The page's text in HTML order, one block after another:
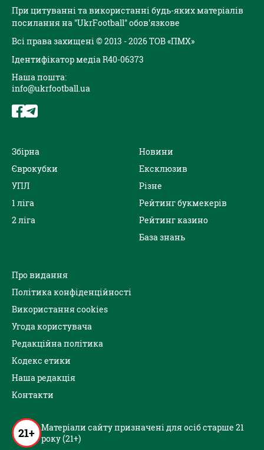
При цитуванні та використанні будь-яких матеріалів
посилання на "UkrFootball" обов'язкове
Всі права захищені © 2013 - 2026 ТОВ «ПМХ»
Ідентифікатор медіа R40-06373
Наша пошта:
info@ukrfootball.ua
Збірна
Єврокубки
УПЛ
1 ліга
2 ліга
Новини
Ексклюзив
Різне
Рейтинг букмекерів
Рейтинг казино
База знань
Про видання
Політика конфіденційності
Використання cookies
Угода користувача
Редакційна політика
Кодекс етики
Наша редакція
Контакти
21+ Матеріали сайту призначені для осіб старше 21
року (21+)